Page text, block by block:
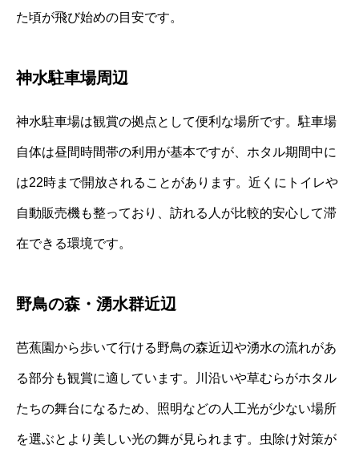
た頃が飛び始めの目安です。
神水駐車場周辺
神水駐車場は観賞の拠点として便利な場所です。駐車場
自体は昼間時間帯の利用が基本ですが、ホタル期間中に
は22時まで開放されることがあります。近くにトイレや
自動販売機も整っており、訪れる人が比較的安心して滞
在できる環境です。
野鳥の森・湧水群近辺
芭蕉園から歩いて行ける野鳥の森近辺や湧水の流れがあ
る部分も観賞に適しています。川沿いや草むらがホタル
たちの舞台になるため、照明などの人工光が少ない場所
を選ぶとより美しい光の舞が見られます。虫除け対策が